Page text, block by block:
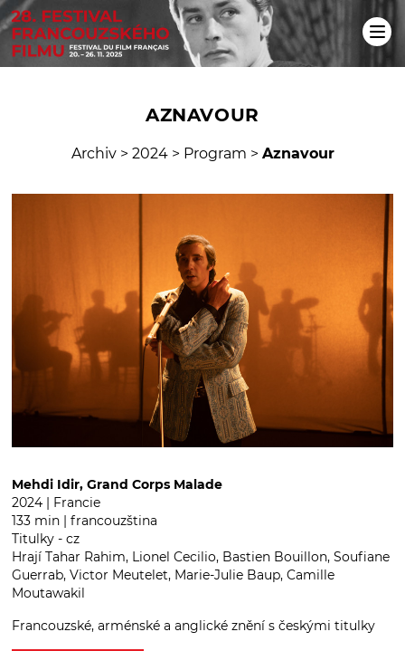
AZNAVOUR
Archiv> 2024> Program > Aznavour
Mehdi Idir, Grand Corps Malade
2024 | Francie
133 min | francouzština
Titulky - cz
Hrají Tahar Rahim, Lionel Cecilio, Bastien Bouillon, Soufiane
Guerrab, Victor Meutelet, Marie-Julie Baup, Camille
Moutawakil
Francouzské, arménské a anglické znění s českými titulky